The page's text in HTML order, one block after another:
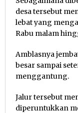
desa tersebut
lebat yang
Rabu malam
Amblasnya
besar sampai
menggantung.
Jalur tersebut
diperuntukkan